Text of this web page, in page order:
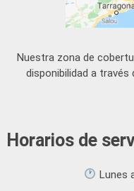
Nuestra zona de
disponibilidad a
Horarios de
Lunes